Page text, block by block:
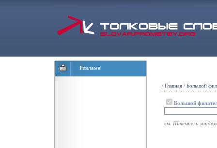
Реклама
/ Главная / Большой
Большой
см. Штемпель